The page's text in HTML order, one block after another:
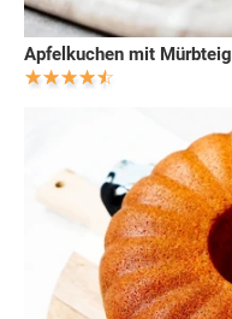
Apfelkuchen mit Mürbteig